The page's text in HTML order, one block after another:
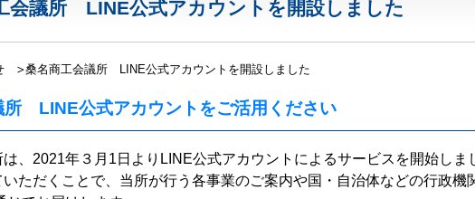
会議所 LINE公式アカウントを開設しました
桑名商工会議所 LINE公式アカウントを開設しました
所 LINE公式アカウントをご活用ください
、2021年３月1日よりLINE公式アカウントによるサービスを開始しま
ただくことで、当所が行う各事業のご案内や国・自治体などの行政機